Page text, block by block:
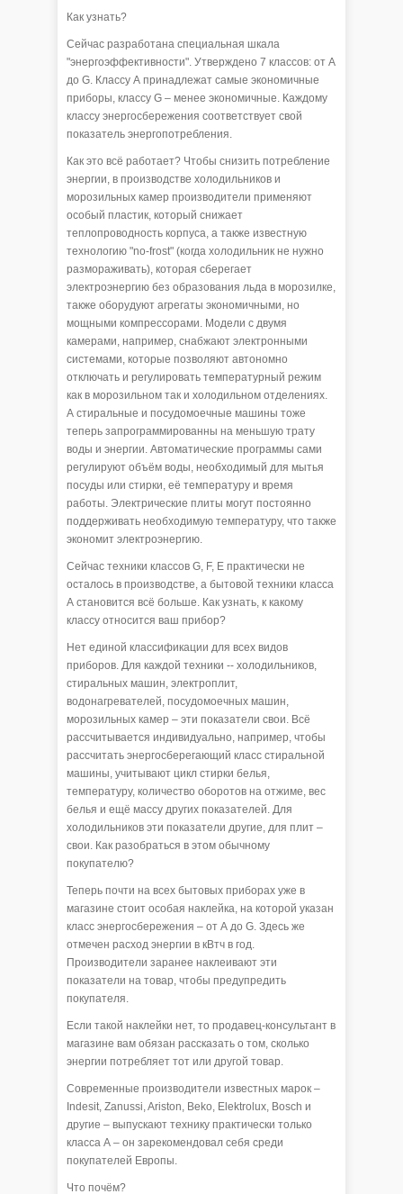
Как узнать?
Сейчас разработана специальная шкала
"энергоэффективности". Утверждено 7 классов: от А
до G. Классу А принадлежат самые экономичные
приборы, классу G – менее экономичные. Каждому
классу энергосбережения соответствует свой
показатель энергопотребления.
Как это всё работает? Чтобы снизить потребление
энергии, в производстве холодильников и
морозильных камер производители применяют
особый пластик, который снижает
теплопроводность корпуса, а также известную
технологию "no-frost" (когда холодильник не нужно
размораживать), которая сберегает
электроэнергию без образования льда в морозилке,
также оборудуют агрегаты экономичными, но
мощными компрессорами. Модели с двумя
камерами, например, снабжают электронными
системами, которые позволяют автономно
отключать и регулировать температурный режим
как в морозильном так и холодильном отделениях.
А стиральные и посудомоечные машины тоже
теперь запрограммированны на меньшую трату
воды и энергии. Автоматические программы сами
регулируют объём воды, необходимый для мытья
посуды или стирки, её температуру и время
работы. Электрические плиты могут постоянно
поддерживать необходимую температуру, что также
экономит электроэнергию.
Сейчас техники классов G, F, E практически не
осталось в производстве, а бытовой техники класса
А становится всё больше. Как узнать, к какому
классу относится ваш прибор?
Нет единой классификации для всех видов
приборов. Для каждой техники -- холодильников,
стиральных машин, электроплит,
водонагревателей, посудомоечных машин,
морозильных камер – эти показатели свои. Всё
рассчитывается индивидуально, например, чтобы
рассчитать энергосберегающий класс стиральной
машины, учитывают цикл стирки белья,
температуру, количество оборотов на отжиме, вес
белья и ещё массу других показателей. Для
холодильников эти показатели другие, для плит –
свои. Как разобраться в этом обычному
покупателю?
Теперь почти на всех бытовых приборах уже в
магазине стоит особая наклейка, на которой указан
класс энергосбережения – от А до G. Здесь же
отмечен расход энергии в кВтч в год.
Производители заранее наклеивают эти
показатели на товар, чтобы предупредить
покупателя.
Если такой наклейки нет, то продавец-консультант в
магазине вам обязан рассказать о том, сколько
энергии потребляет тот или другой товар.
Современные производители известных марок –
Indesit, Zanussi, Ariston, Beko, Elektrolux, Bosch и
другие – выпускают технику практически только
класса А – он зарекомендовал себя среди
покупателей Европы.
Что почём?